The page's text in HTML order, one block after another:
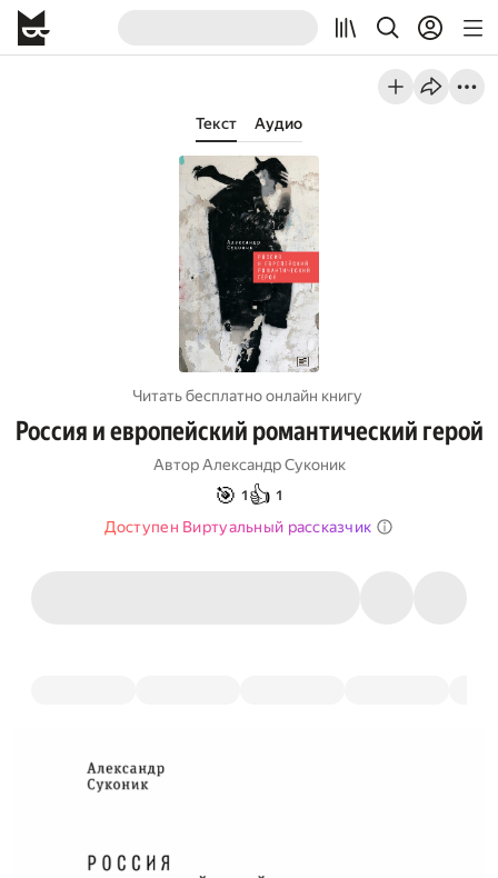
Текст Аудио
Читать бесплатно онлайн книгу
Россия и европейский романтический герой
Автор Александр Суконик
🎯 1 👍 1
Доступен Виртуальный рассказчик